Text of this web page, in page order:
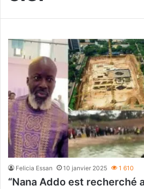
Felicia Essan 10 janvier 2025 1 610
“Nana Addo est recherché